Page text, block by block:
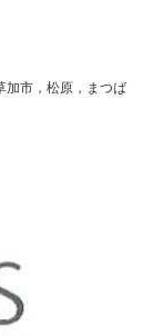
加市，松原，まつば